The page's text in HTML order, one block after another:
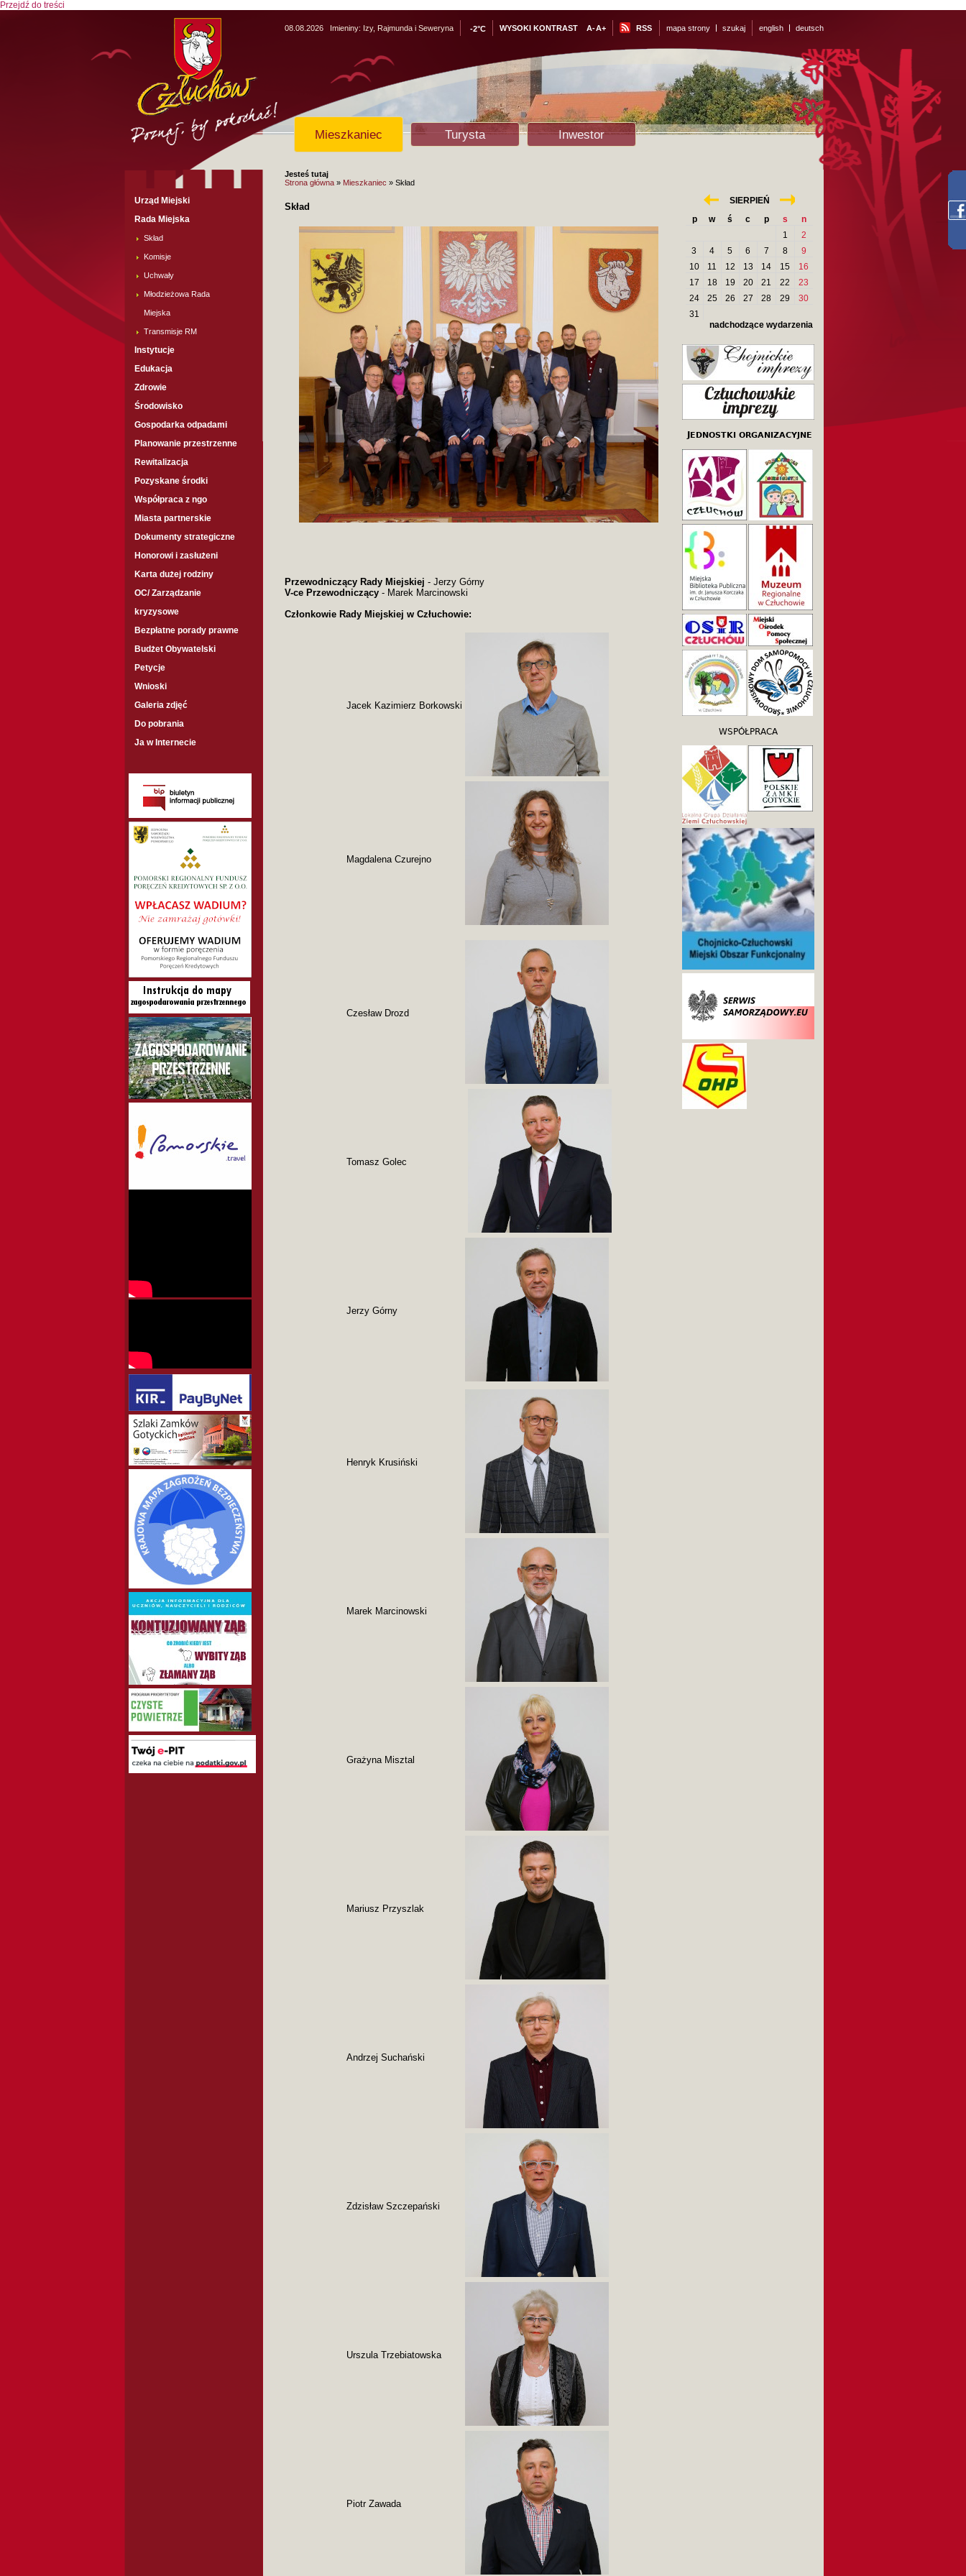
Przejdź do treści
08.08.2026 Imieniny: Izy, Rajmunda i Seweryna -2°C WYSOKI KONTRAST A-A+ RSS mapa strony szukaj english deutsch
Mieszkaniec Turysta Inwestor
Urząd Miejski
Rada Miejska
Skład
Komisje
Uchwały
Młodzieżowa Rada
Miejska
Transmisje RM
Instytucje
Edukacja
Zdrowie
Środowisko
Gospodarka odpadami
Planowanie przestrzenne
Rewitalizacja
Pozyskane środki
Współpraca z ngo
Miasta partnerskie
Dokumenty strategiczne
Honorowi i zasłużeni
Karta dużej rodziny
OC/ Zarządzanie
kryzysowe
Bezpłatne porady prawne
Budżet Obywatelski
Petycje
Wnioski
Galeria zdjęć
Do pobrania
Ja w Internecie
Jesteś tutaj
Strona główna » Mieszkaniec » Skład
Skład
Przewodniczący Rady Miejskiej - Jerzy Górny
V-ce Przewodniczący - Marek Marcinowski
Członkowie Rady Miejskiej w Człuchowie:
Jacek Kazimierz Borkowski
Magdalena Czurejno
Czesław Drozd
Tomasz Golec
Jerzy Górny
Henryk Krusiński
Marek Marcinowski
Grażyna Misztal
Mariusz Przyszlak
Andrzej Suchański
Zdzisław Szczepański
Urszula Trzebiatowska
Piotr Zawada
SIERPIEŃ «
p
w ś c p s
n
1
2
3
4 5 6 7 8
9
10
11 12 13 14 15
16
17
18 19 20 21 22
23
24
25 26 27 28 29
30
31
nadchodzące wydarzenia